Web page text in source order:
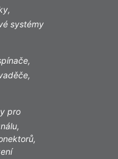
systémy
pro